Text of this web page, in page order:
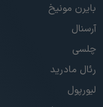
بایرن مونیخ
آرسنال
چلسی
رئال مادرید
لیورپول